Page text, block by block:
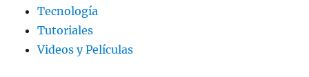
Tecnología
Tutoriales
Videos y Películas